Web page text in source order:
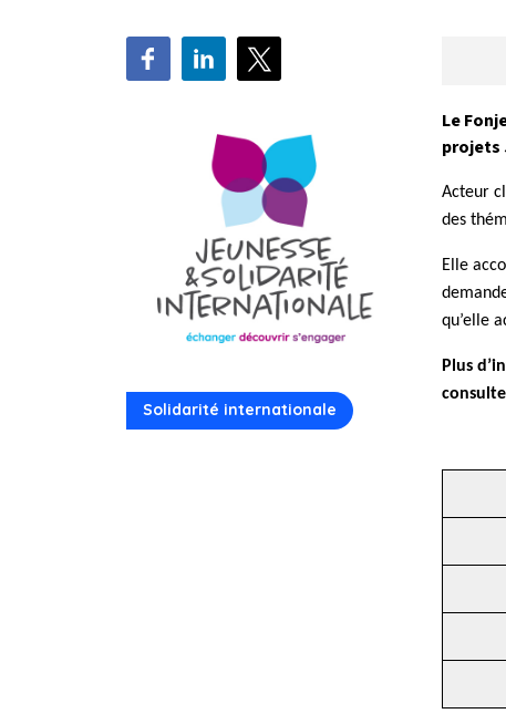
Solidarité internationale
Le
projets
Acteur
des
Elle
qu’elle
Plus